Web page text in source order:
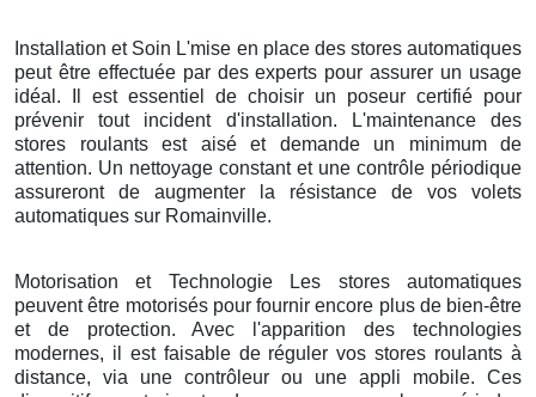
Installation et Soin L'mise en place des stores automatiques
peut être effectuée par des experts pour assurer un usage
idéal. Il est essentiel de choisir un poseur certifié pour
prévenir tout incident d'installation. L'maintenance des
stores roulants est aisé et demande un minimum de
attention. Un nettoyage constant et une contrôle périodique
assureront de augmenter la résistance de vos volets
automatiques sur Romainville.
Motorisation et Technologie Les stores automatiques
peuvent être motorisés pour fournir encore plus de bien-être
et de protection. Avec l'apparition des technologies
modernes, il est faisable de réguler vos stores roulants à
distance, via une contrôleur ou une appli mobile. Ces